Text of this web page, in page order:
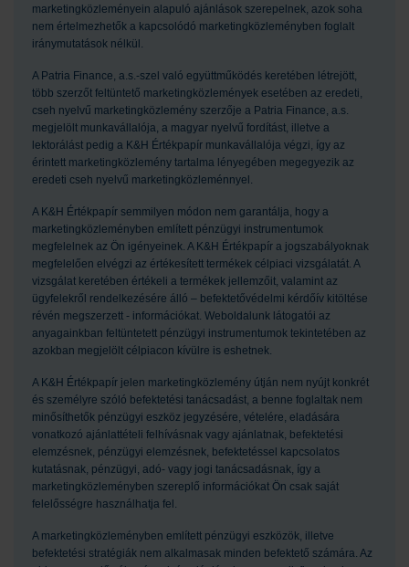
marketingközleményein alapuló ajánlások szerepelnek, azok soha
nem értelmezhetők a kapcsolódó marketingközleményben foglalt
iránymutatások nélkül.
A Patria Finance, a.s.-szel való együttműködés keretében létrejött,
több szerzőt feltüntető marketingközlemények esetében az eredeti,
cseh nyelvű marketingközlemény szerzője a Patria Finance, a.s.
megjelölt munkavállalója, a magyar nyelvű fordítást, illetve a
lektorálást pedig a K&H Értékpapír munkavállalója végzi, így az
érintett marketingközlemény tartalma lényegében megegyezik az
eredeti cseh nyelvű marketingközleménnyel.
A K&H Értékpapír semmilyen módon nem garantálja, hogy a
marketingközleményben említett pénzügyi instrumentumok
megfelelnek az Ön igényeinek. A K&H Értékpapír a jogszabályoknak
megfelelően elvégzi az értékesített termékek célpiaci vizsgálatát. A
vizsgálat keretében értékeli a termékek jellemzőit, valamint az
ügyfelekről rendelkezésére álló – befektetővédelmi kérdőív kitöltése
révén megszerzett - információkat. Weboldalunk látogatói az
anyagainkban feltüntetett pénzügyi instrumentumok tekintetében az
azokban megjelölt célpiacon kívülre is eshetnek.
A K&H Értékpapír jelen marketingközlemény útján nem nyújt konkrét
és személyre szóló befektetési tanácsadást, a benne foglaltak nem
minősíthetők pénzügyi eszköz jegyzésére, vételére, eladására
vonatkozó ajánlattételi felhívásnak vagy ajánlatnak, befektetési
elemzésnek, pénzügyi elemzésnek, befektetéssel kapcsolatos
kutatásnak, pénzügyi, adó- vagy jogi tanácsadásnak, így a
marketingközleményben szereplő információkat Ön csak saját
felelősségre használhatja fel.
A marketingközleményben említett pénzügyi eszközök, illetve
befektetési stratégiák nem alkalmasak minden befektető számára. Az